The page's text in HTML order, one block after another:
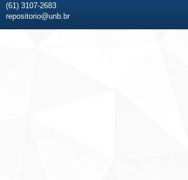
(61) 3107-2683
repositorio@unb.br